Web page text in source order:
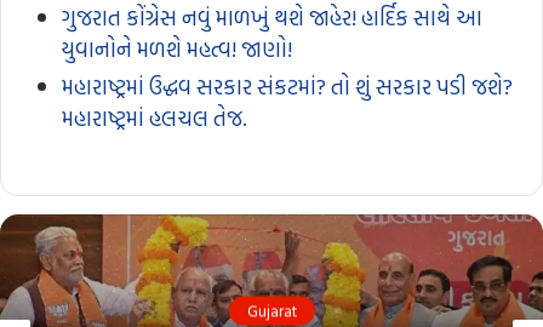
ગુજરાત કોંગ્રેસ નવું માળખું થશે જાહેર! હાર્દિક સાથે આ
યુવાનોને મળશે મહત્વ! જાણો!
મહારાષ્ટ્રમાં ઉદ્ધવ સરકાર સંકટમાં? તો શું સરકાર પડી જશે?
મહારાષ્ટ્રમાં હલચલ તેજ.
Gujarat